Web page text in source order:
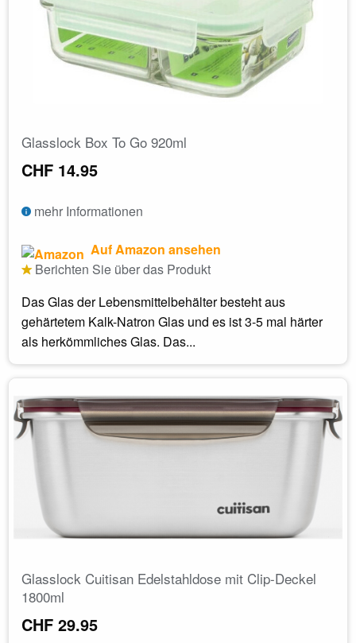
Glasslock Box To Go 920ml
CHF 14.95
mehr Informationen
Auf Amazon ansehen
Berichten Sie über das Produkt
Das Glas der Lebensmittelbehälter besteht aus
gehärtetem Kalk-Natron Glas und es ist 3-5 mal härter
als herkömmliches Glas. Das...
Glasslock Cuitisan Edelstahldose mit Clip-Deckel
1800ml
CHF 29.95